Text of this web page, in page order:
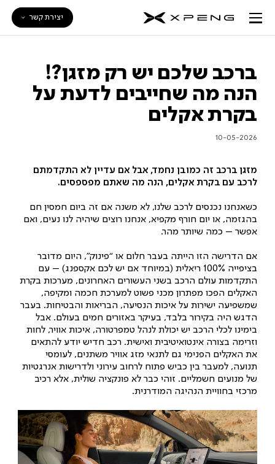
יצירת קשר
ברכב שלכם יש רק מזגן?!
הנה מה שחייבים לדעת על
בקרת אקלים
10-05-2026
מזגן ברכב זה כמובן נחמד, אבל אם עדיין לא התקדמתם
לרכב עם בקרת אקלים, הנה מה שאתם מפספסים.
כשאנחנו נכנסים לרכב שלנו, לא משנה אם זה ביום חמסין חם
בהגזמה, או יום חורף מקפיא, אנחנו רוצים שיהיה לנו נעים, ואם
אפשר – כמה שיותר מהר.
אם הדרישה הזו הייתה בעבר חלום או “פינוק”, היום מדובר
בציפייה 100% ריאלית (במיוחד אם יש לכם אקספנג) – עם
התקדמות עולם הרכב בשני העשורים האחרונים, מערכות בקרת
האקלים הפכו מפתרון מכני פשוט למערכת חכמה ומקיפה,
שמשפיעה ישירות על איכות הנסיעה, הבריאות והבטיחות. בעבר
הדגש היה בקירור בלבד, בעיקר באזורים חמים בעולם. אבל
בימינו לכלי הרכב יש יכולת לנהל טמפרטורה, איכות אוויר, לחות
וזרימה בצורה אינטואיטיבית ואישית. רכב חדיש יודע להתאים
את האקלים הפנימי גם לתנאי מזג אוויר משתנים, לעומסי
תנועה, למעבר בין כביש פתוח לרחוב עירוני ולדרישות אנרגטיות
של מנועים חשמליים. זוהי כבר לא פונקציה שולית, אלא רכיב
מרכזי בחוויית הנהיגה המודרנית.